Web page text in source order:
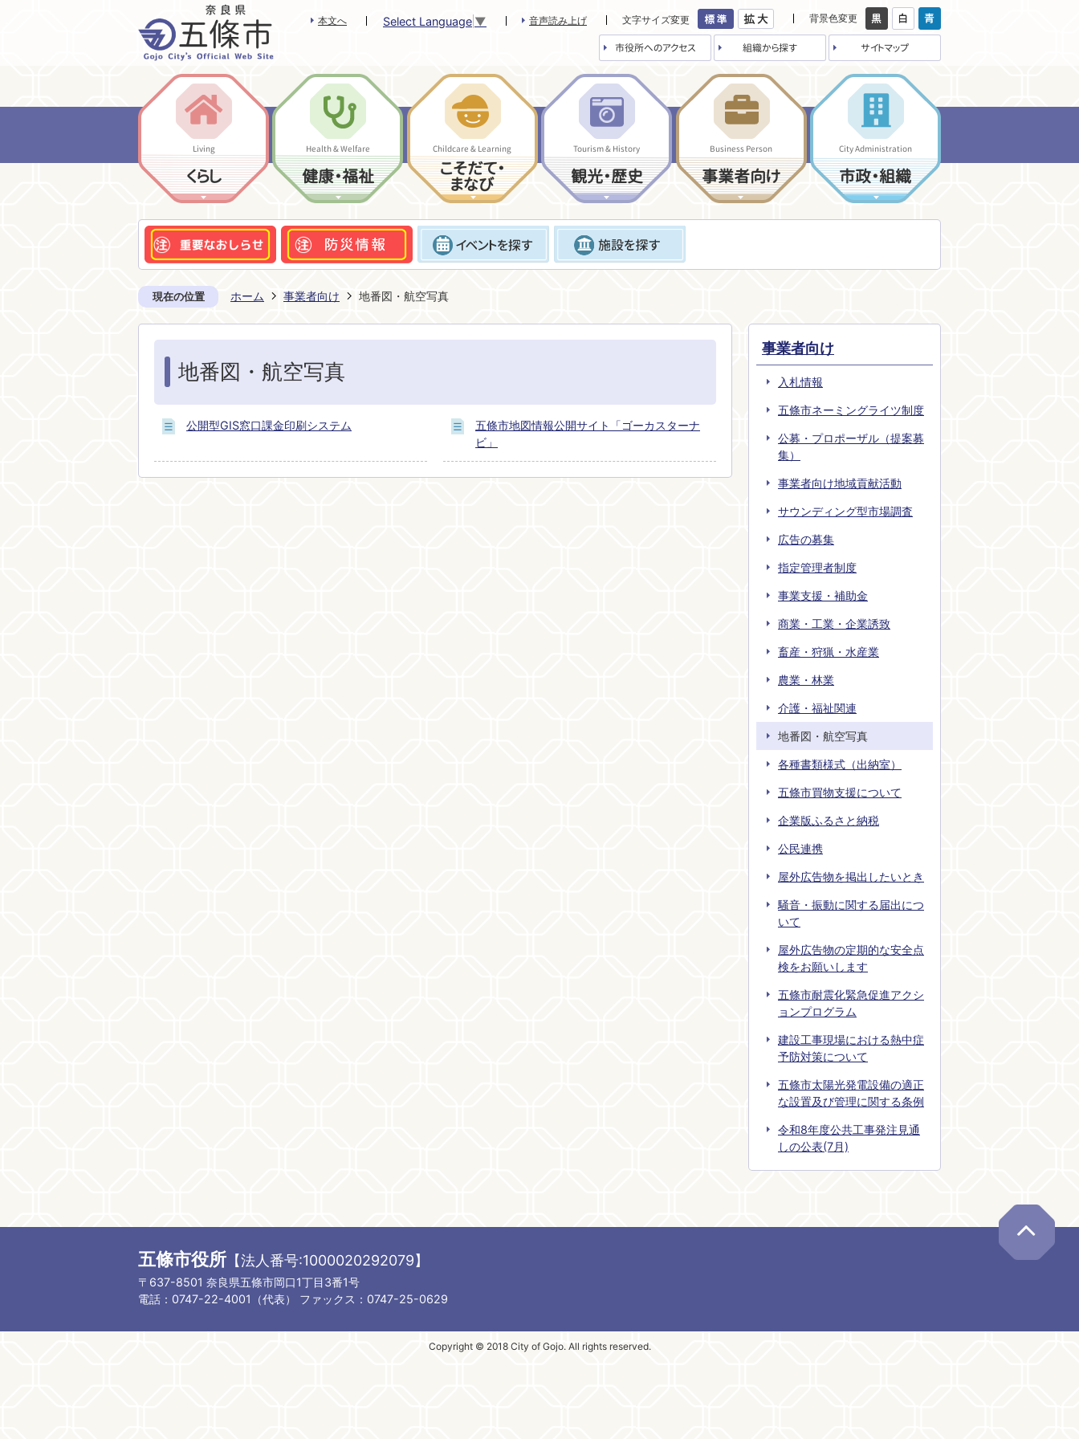
本文へ Select Language ▼ 音声読み上げ 文字サイズ変更 背景色変更
市役所へのアクセス 組織から探す サイトマップ
Living
くらし
Health & Welfare
健康・福祉
Childcare & Learning
こそだて・
まなび
Tourism & History
観光・歴史
Business Person
事業者向け
City Administration
市政・組織
現在の位置 ホーム 事業者向け 地番図・航空写真
地番図・航空写真
公開型GIS窓口課金印刷システム
五條市地図情報公開サイト「ゴーカスターナ
ビ」
事業者向け
入札情報
五條市ネーミングライツ制度
公募・プロポーザル（提案募
集）
事業者向け地域貢献活動
サウンディング型市場調査
広告の募集
指定管理者制度
事業支援・補助金
商業・工業・企業誘致
畜産・狩猟・水産業
農業・林業
介護・福祉関連
地番図・航空写真
各種書類様式（出納室）
五條市買物支援について
企業版ふるさと納税
公民連携
屋外広告物を掲出したいとき
騒音・振動に関する届出につ
いて
屋外広告物の定期的な安全点
検をお願いします
五條市耐震化緊急促進アクシ
ョンプログラム
建設工事現場における熱中症
予防対策について
五條市太陽光発電設備の適正
な設置及び管理に関する条例
令和8年度公共工事発注見通
しの公表(7月)
五條市役所 【法人番号:1000020292079】
〒637-8501 奈良県五條市岡口1丁目3番1号
電話：0747-22-4001（代表）
ファックス：0747-25-0629
Copyright © 2018 City of Gojo. All rights reserved.